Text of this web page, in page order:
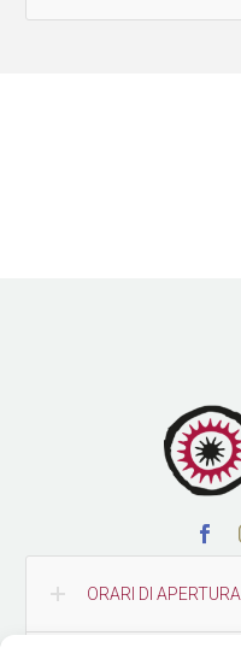
ORARI DI APERTURA